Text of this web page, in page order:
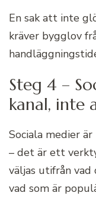
En sak att inte
kräver bygglov
Steg 4 –
kanal, inte
Sociala medier
– det är ett
väljas utifrån
vad som är